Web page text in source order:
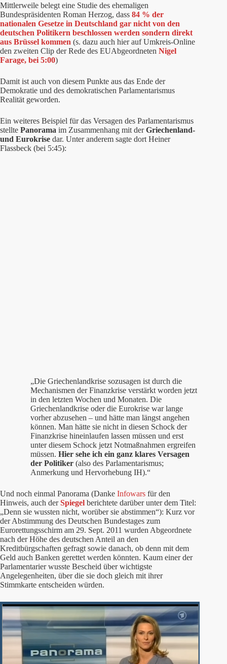
Mittlerweile belegt eine Studie des ehemaligen
Bundespräsidenten Roman Herzog, dass 84 % der
nationalen Gesetze in Deutschland gar nicht von den
deutschen Politikern beschlossen werden sondern direkt
aus Brüssel kommen (s. dazu auch hier auf Umkreis-Online
den zweiten Clip der Rede des EUAbgeordneten Nigel
Farage, bei 5:00)
Damit ist auch von diesem Punkte aus das Ende der
Demokratie und des demokratischen Parlamentarismus
Realität geworden.
Ein weiteres Beispiel für das Versagen des Parlamentarismus
stellte Panorama im Zusammenhang mit derGriechenland-
und Eurokrise dar. Unter anderem sagte dort Heiner
Flassbeck (bei 5:45):
„Die Griechenlandkrise sozusagen ist durch die
Mechanismen der Finanzkrise verstärkt worden jetzt
in den letzten Wochen und Monaten. Die
Griechenlandkrise oder die Eurokrise war lange
vorher abzusehen – und hätte man längst angehen
können. Man hätte sie nicht in diesen Schock der
Finanzkrise hineinlaufen lassen müssen und erst
unter diesem Schock jetzt Notmaßnahmen ergreifen
müssen. Hier sehe ich ein ganz klares Versagen
der Politiker (also des Parlamentarismus;
Anmerkung und Hervorhebung IH).“
Und noch einmal Panorama (Danke Infowars für den
Hinweis, auch derSpiegel berichtete darüber unter dem Titel:
„Denn sie wussten nicht, worüber sie abstimmen“): Kurz vor
der Abstimmung des Deutschen Bundestages zum
Eurorettungsschirm am 29. Sept. 2011 wurden Abgeordnete
nach der Höhe des deutschen Anteil an den
Kreditbürgschaften gefragt sowie danach, ob denn mit dem
Geld auch Banken gerettet werden könnten. Kaum einer der
Parlamentarier wusste Bescheid über wichtigste
Angelegenheiten, über die sie doch gleich mit ihrer
Stimmkarte entscheiden würden.